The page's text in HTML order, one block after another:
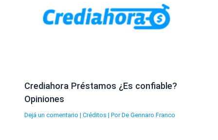
Crediahora Préstamos ¿Es confiable?
Opiniones
Dejá un comentario | Créditos | Por De Gennaro Franco